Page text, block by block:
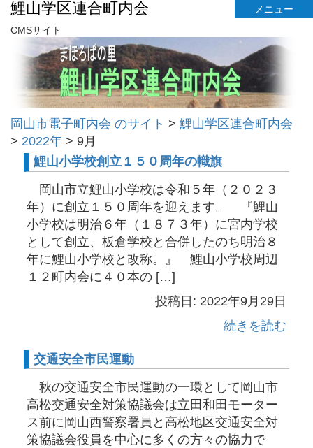
鯉山学区連合町内会
メニュー
CMSサイト
岡山市電子町内会 のサイト > 鯉山学区連合町内会
> 2022年 > 9月
鯉山小学校創立１５０周年の幟旗
岡山市立鯉山小学校は令和５年（２０２３
年）に創立１５０周年を迎えます。 『鯉山
小学校は明治６年（１８７３年）に宮内学校
として創立、板倉学校と合併したのち明治８
年に鯉山小学校と改称。』 鯉山小学校周辺
１２町内会に４０本の […]
投稿日: 2022年9月29日
続きを読む
交通安全市民運動
秋の交通安全市民運動の一環として岡山市
高松交通安全対策協議会は立田和田モーター
ス前に岡山西警察署員と高松地区交通安全対
策協議会役員を中心に多くの方々の協力で